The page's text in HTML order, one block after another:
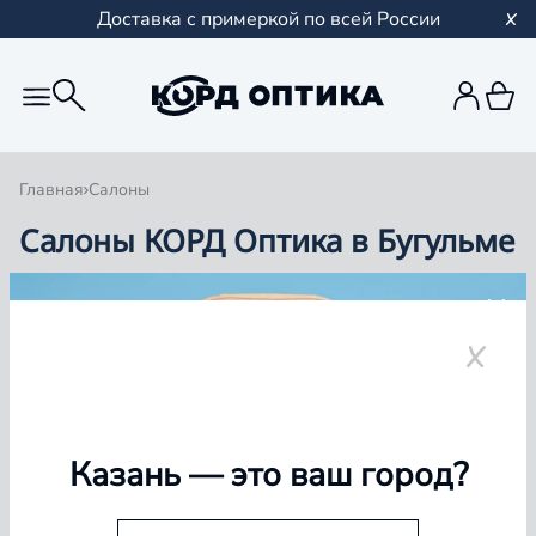
Доставка с примеркой по всей России
Главная Салоны
Салоны КОРД Оптика в Бугульме
Группа компаний «Корд Оптика» - это более 100
Казань— это ваш город?